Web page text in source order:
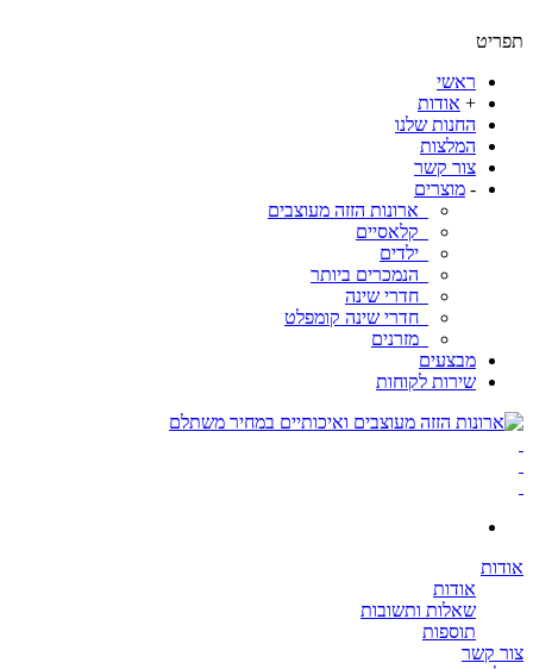
ראשי
אודות
החנות שלנו
המלצות
צור קשר
מוצרים
ארונות הזזה מעוצבים
קלאסיים
ילדים
הנמכרים ביותר
חדרי שינה
חדרי שינה קומפלט
מזרנים
מבצעים
שירות לקוחות
אודות
שאלות ותשובות
תוספות
קשר